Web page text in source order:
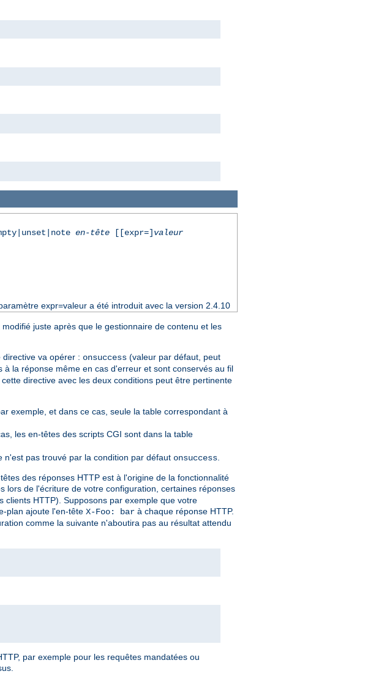
en-tête[[expr=] valeur
expr=valeur a été introduit avec la version 2.4.10
juste après que le gestionnaire de contenu et les
va opérer : onsuccess (valeur par défaut, peut
à la réponse même en cas d'erreur et sont conservés au fil
directive avec les deux conditions peut être pertinente
exemple, et dans ce cas, seule la table correspondant à
les en-têtes des scripts CGI sont dans la table
pas trouvé par la condition par défaut onsuccess
des réponses HTTP est à l'origine de la fonctionnalité
lors de l'écriture de votre configuration, certaines réponses
HTTP). Supposons par exemple que votre
plan ajoute l'en-tête X-Foo: bar à chaque réponse HTTP.
comme la suivante n'aboutira pas au résultat attendu
par exemple pour les requêtes mandatées ou